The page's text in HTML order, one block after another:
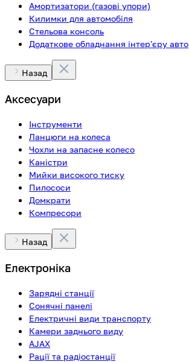
Амортизатори (газові упори)
Килимки для автомобіля
Стельова консоль
Додаткове обладнання інтер'єру авто
Назад
Аксесуари
Інструменти
Ланцюги на колеса
Чохли на запасне колесо
Каністри
Мийки високого тиску
Пилососи
Домкрати
Компресори
Назад
Електроніка
Зарядні станції
Сонячні панелі
Електричні види транспорту
Камери заднього виду
AJAX
Рації та радіостанції